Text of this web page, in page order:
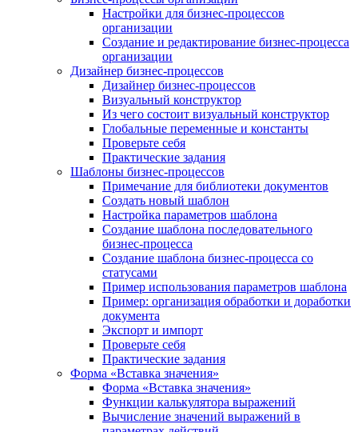
Настройки для бизнес-процессов
организации
Создание и редактирование бизнес-процесса
организации
Дизайнер бизнес-процессов
Дизайнер бизнес-процессов
Визуальный конструктор
Из чего состоит визуальный конструктор
Глобальные переменные и константы
Проверьте себя
Практические задания
Шаблоны бизнес-процессов
Примечание для библиотеки документов
Создать новый шаблон
Настройка параметров шаблона
Создание шаблона последовательного
бизнес-процесса
Создание шаблона бизнес-процесса со
статусами
Пример использования параметров шаблона
Пример: организация обработки и доработки
документа
Экспорт и импорт
Проверьте себя
Практические задания
Форма «Вставка значения»
Форма «Вставка значения»
Функции калькулятора выражений
Вычисление значений выражений в